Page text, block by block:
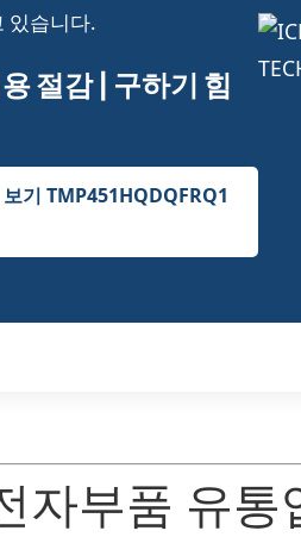
있습니다.
절감 | 구하기 힘
기 TMP451HQDQFRQ1
자부품 유